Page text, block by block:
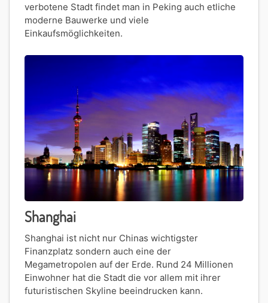
verbotene Stadt findet man in Peking auch etliche
moderne Bauwerke und viele
Einkaufsmöglichkeiten.
Shanghai
Shanghai ist nicht nur Chinas wichtigster
Finanzplatz sondern auch eine der
Megametropolen auf der Erde. Rund 24 Millionen
Einwohner hat die Stadt die vor allem mit ihrer
futuristischen Skyline beeindrucken kann.